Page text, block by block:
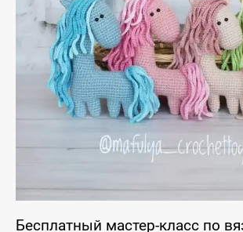
Бесплатный мастер-класс по